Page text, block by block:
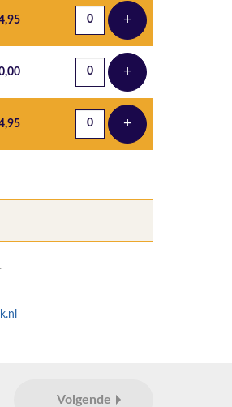
+Voeg ticket toe
+Voeg ticket toe
+Voeg ticket toe
Volgende